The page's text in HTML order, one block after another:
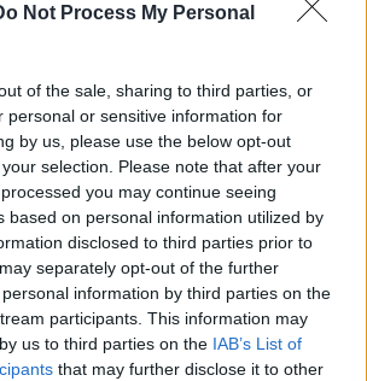
Not Process My Personal
of the sale, sharing to third parties, or
personal or sensitive information for
by us, please use the below opt-out
selection. Please note that after your
you may continue seeing
based on personal information utilized by
disclosed to third parties prior to
separately opt-out of the further
information by third parties on the
participants. This information may
us to third parties on the IAB’s List of
that may further disclose it to other
το φρέσκο χιόνι και οι
να μετακίνησαν μεγάλες
«Κάποιος άνεμος μπορεί να
όγκο χιονιού στο σημείο όπου
πρόσθεσε ο κ. Τσίγκας.
έαν ήταν έμπειροι ορειβάτες
είχαν ανέβει στην κορυφή,
που είχε πέσει είχε κάνει πολύ
τα μονοπάτια.